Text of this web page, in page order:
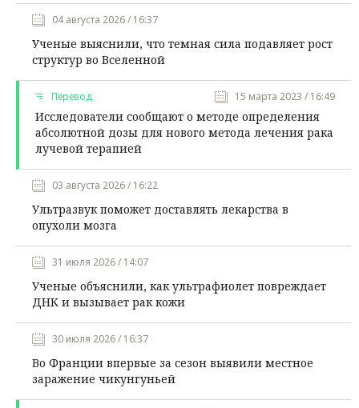
04 августа 2026 / 16:37
Ученые выяснили, что темная сила подавляет рост
структур во Вселенной
Перевод 15 марта 2023 / 16:49
Исследователи сообщают о методе определения
абсолютной дозы для нового метода лечения рака
лучевой терапией
03 августа 2026 / 16:22
Ультразвук поможет доставлять лекарства в
опухоли мозга
31 июля 2026 / 14:07
Ученые объяснили, как ультрафиолет повреждает
ДНК и вызывает рак кожи
30 июля 2026 / 16:37
Во Франции впервые за сезон выявили местное
заражение чикунгуньей